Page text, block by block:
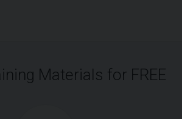
Materials for FREE